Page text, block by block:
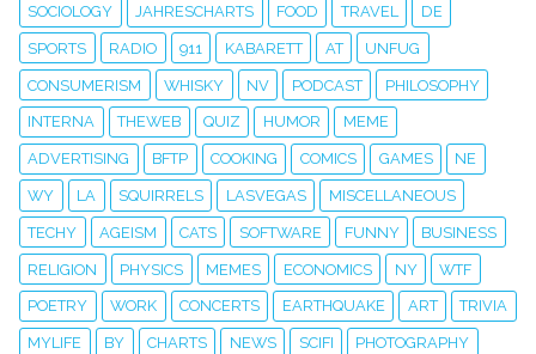
SOCIOLOGY JAHRESCHARTS FOOD TRAVEL DE
SPORTS RADIO 911 KABARETT AT UNFUG
CONSUMERISM WHISKY NV PODCAST PHILOSOPHY
INTERNA THEWEB QUIZ HUMOR MEME
ADVERTISING BFTP COOKING COMICS GAMES NE
WY LA SQUIRRELS LASVEGAS MISCELLANEOUS
TECHY AGEISM CATS SOFTWARE FUNNY BUSINESS
RELIGION PHYSICS MEMES ECONOMICS NY WTF
POETRY WORK CONCERTS EARTHQUAKE ART TRIVIA
MYLIFE BY CHARTS NEWS SCIFI PHOTOGRAPHY